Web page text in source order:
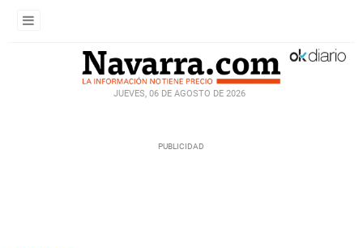
JUEVES, 06 DE AGOSTO DE 2026